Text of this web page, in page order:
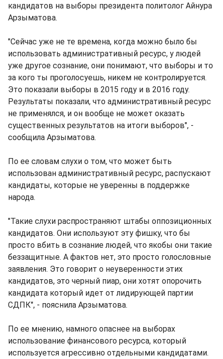
кандидатов на выборы президента политолог Айнура
Арзыматова.
"Сейчас уже не те времена, когда можно было бы
использовать административный ресурс, у людей
уже другое сознание, они понимают, что выборы и то
за кого ты проголосуешь, никем не контролируется.
Это показали выборы в 2015 году и в 2016 году.
Результаты показали, что административный ресурс
не применялся, и он вообще не может оказать
существенных результатов на итоги выборов", -
сообщила Арзыматова.
По ее словам слухи о том, что может быть
использован административный ресурс, распускают
кандидаты, которые не уверенны в поддержке
народа.
"Такие слухи распространяют штабы оппозиционных
кандидатов. Они используют эту фишку, что бы
просто вбить в сознание людей, что якобы они такие
беззащитные. А фактов нет, это просто голословные
заявления. Это говорит о неуверенности этих
кандидатов, это черный пиар, они хотят опорочить
кандидата который идет от лидирующей партии
СДПК", - пояснила Арзыматова.
По ее мнению, намного опаснее на выборах
использование финансового ресурса, который
используется агрессивно отдельными кандидатами.